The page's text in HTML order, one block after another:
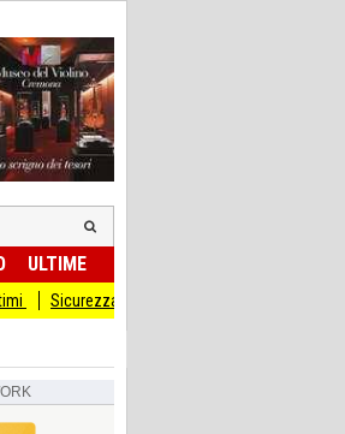
ULTIME
I Giovani Democratici ribattono ai Giovani di